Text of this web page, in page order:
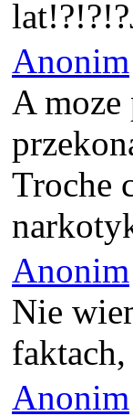
Anonim
A
Troche
Anonim
Nie
Anonim